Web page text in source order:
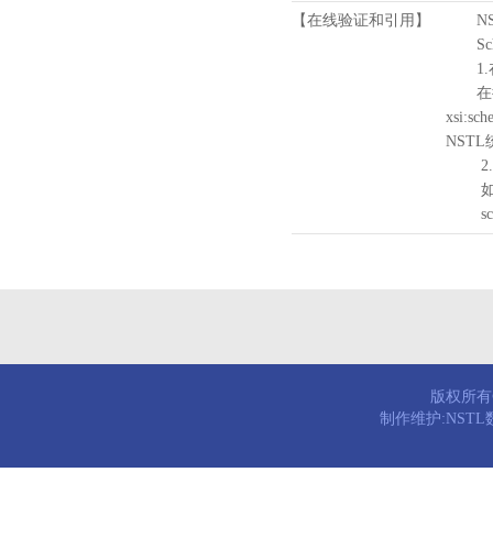
【在线验证和引用】
1.
在待
NSTL
2.
如需
版权所
制作维护:NSTL